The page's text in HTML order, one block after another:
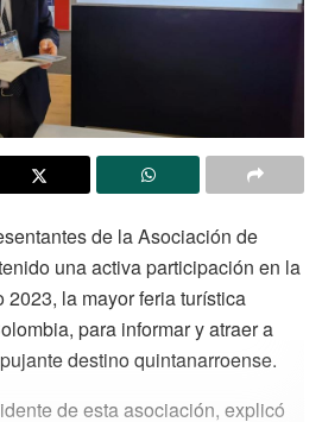
de la Asociación de
una activa participación en la
2023, la mayor feria turística
para informar y atraer a
destino quintanarroense.
de esta asociación, explicó